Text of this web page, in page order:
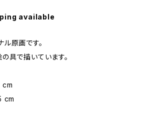
available
原画です。
具で描いています。
cm
cm